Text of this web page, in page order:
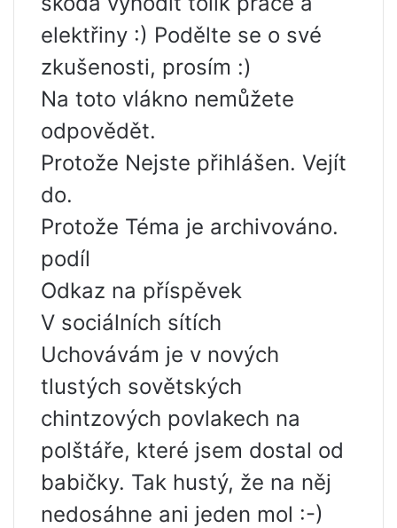
elektřiny :) Podělte se o své
zkušenosti, prosím :)
Na toto vlákno nemůžete
odpovědět.
Protože Nejste přihlášen. Vejít
do.
Protože Téma je archivováno.
podíl
Odkaz na příspěvek
V sociálních sítích
Uchovávám je v nových
tlustých sovětských
chintzových povlakech na
polštáře, které jsem dostal od
babičky. Tak hustý, že na něj
nedosáhne ani jeden mol :-)